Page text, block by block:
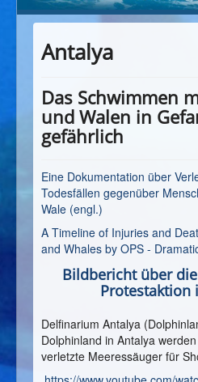
Antalya
Das Schwimmen
und Walen in
gefährlich
Eine Dokumentation über
Todesfällen gegenüber
Wale (engl.)
A Timeline of Injuries and
and Whales by OPS -
Bildbericht über
Protestaktion
Delfinarium Antalya
Dolphinland in Antalya
verletzte Meeressäuger für